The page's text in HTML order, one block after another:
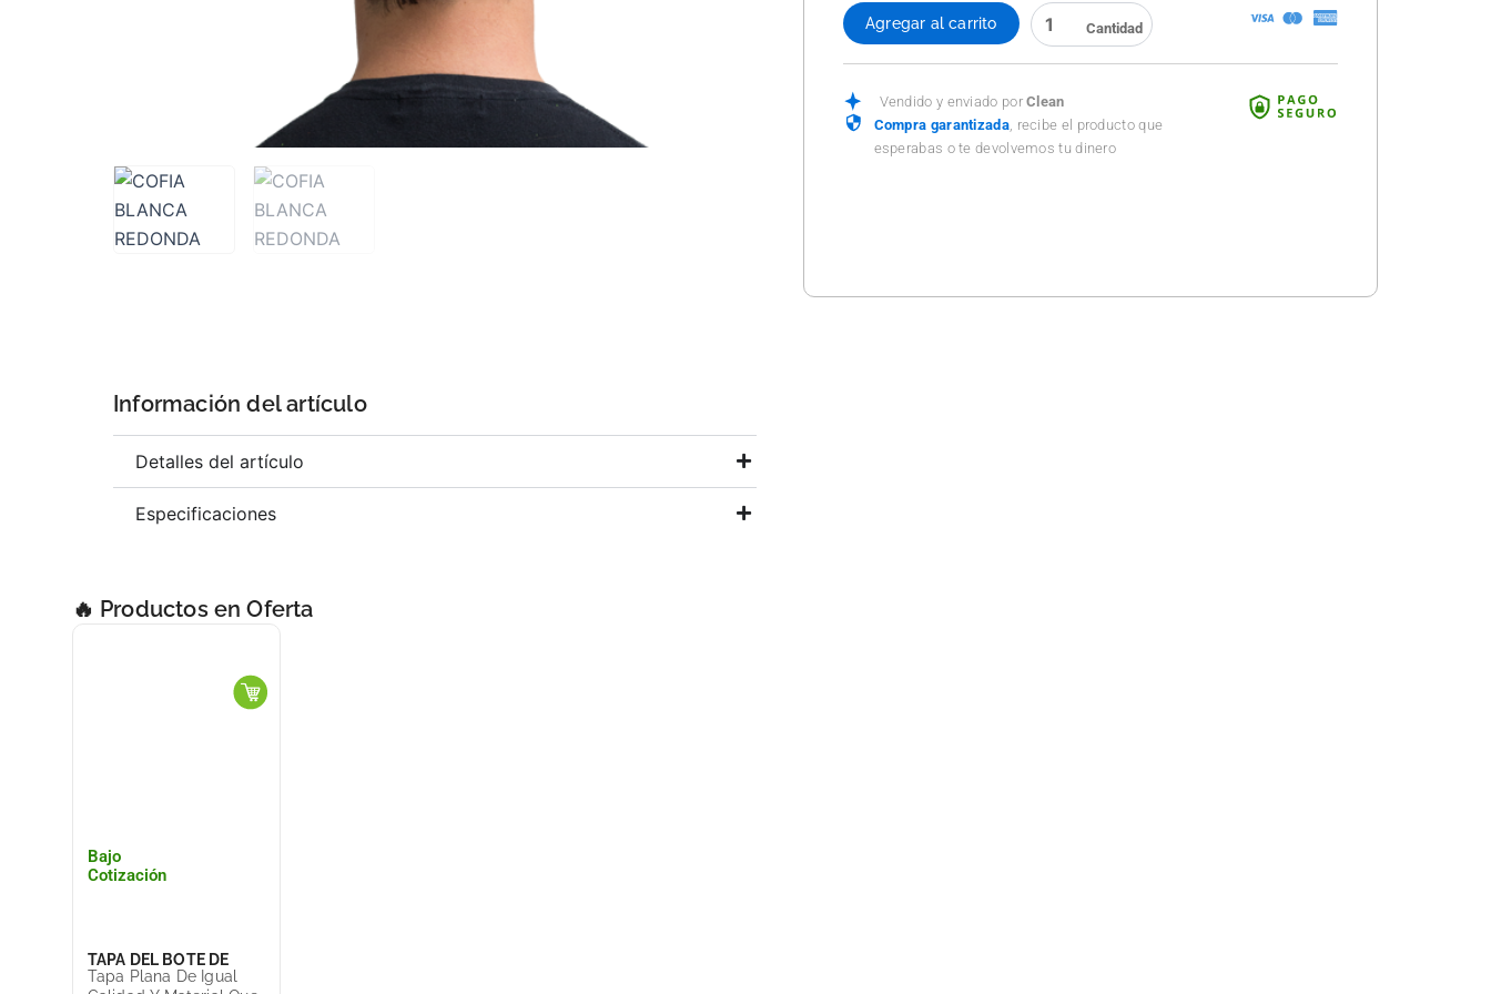
Información del artículo
Detalles del artículo
Especificaciones
COFIA
DESECHABLE
100PZ
cantidad
Agregar al carrito
Vendido y enviado porClean
Compra garantizada, recibe el producto que
esperabas o te devolvemos tu dinero
🔥 Productos en Oferta
Bajo
Cotización
TAPA DEL BOTE DE
BASURA CESTO TOFF
Tapa Plana De Igual